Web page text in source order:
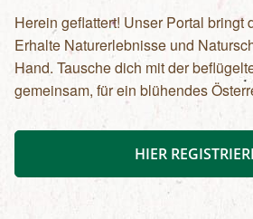
Herein geflattert! Unser Portal bringt
Erhalte Naturerlebnisse und
Hand. Tausche dich mit der
gemeinsam, für ein blühendes
HIER